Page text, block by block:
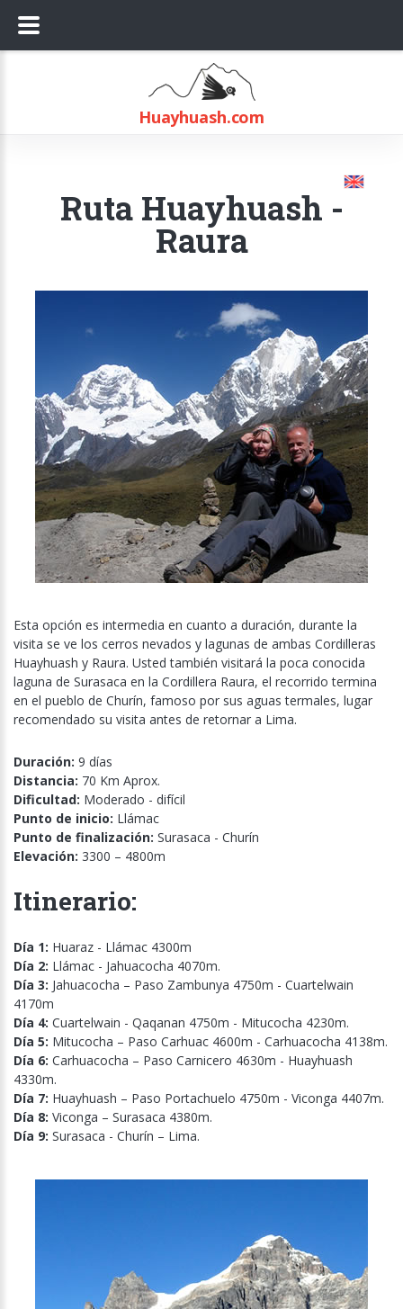
Huayhuash.com
Ruta Huayhuash -
Raura
Esta opción es intermedia en cuanto a duración, durante la
visita se ve los cerros nevados y lagunas de ambas Cordilleras
Huayhuash y Raura. Usted también visitará la poca conocida
laguna de Surasaca en la Cordillera Raura, el recorrido termina
en el pueblo de Churín, famoso por sus aguas termales, lugar
recomendado su visita antes de retornar a Lima.
Duración: 9 días
Distancia: 70 Km Aprox.
Dificultad: Moderado - difícil
Punto de inicio: Llámac
Punto de finalización: Surasaca - Churín
Elevación: 3300 – 4800m
Itinerario:
Día 1: Huaraz - Llámac 4300m
Día 2: Llámac - Jahuacocha 4070m.
Día 3: Jahuacocha – Paso Zambunya 4750m - Cuartelwain
4170m
Día 4: Cuartelwain - Qaqanan 4750m - Mitucocha 4230m.
Día 5: Mitucocha – Paso Carhuac 4600m - Carhuacocha 4138m.
Día 6: Carhuacocha – Paso Carnicero 4630m - Huayhuash
4330m.
Día 7: Huayhuash – Paso Portachuelo 4750m - Viconga 4407m.
Día 8: Viconga – Surasaca 4380m.
Día 9: Surasaca - Churín – Lima.